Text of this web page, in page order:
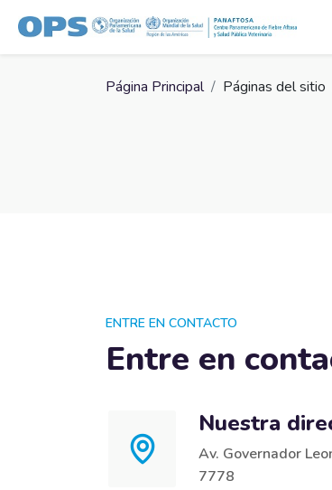
Página Principal Páginas del sitio
ENTRE EN CONTACTO
Entre en
Nuestra
Av. Governador
7778